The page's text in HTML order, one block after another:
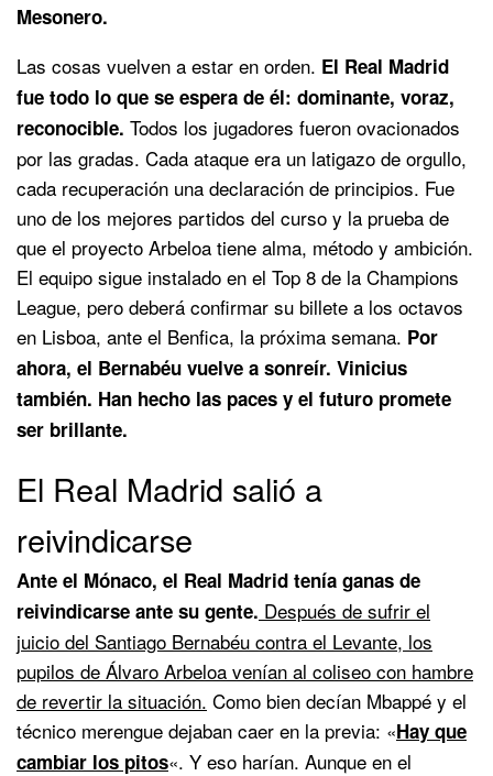
Mesonero.
Las cosas vuelven a estar en orden. El Real Madrid
fue todo lo que se espera de él: dominante, voraz,
reconocible. Todos los jugadores fueron ovacionados
por las gradas. Cada ataque era un latigazo de orgullo,
cada recuperación una declaración de principios. Fue
uno de los mejores partidos del curso y la prueba de
que el proyecto Arbeloa tiene alma, método y ambición.
El equipo sigue instalado en el Top 8 de la Champions
League, pero deberá confirmar su billete a los octavos
en Lisboa, ante el Benfica, la próxima semana. Por
ahora, el Bernabéu vuelve a sonreír. Vinicius
también. Han hecho las paces y el futuro promete
ser brillante.
El Real Madrid salió a
reivindicarse
Ante el Mónaco, el Real Madrid tenía ganas de
reivindicarse ante su gente. Después de sufrir el
juicio del Santiago Bernabéu contra el Levante, los
pupilos de Álvaro Arbeloa venían al coliseo con hambre
de revertir la situación. Como bien decían Mbappé y el
técnico merengue dejaban caer en la previa: «Hay que
cambiar los pitos«. Y eso harían. Aunque en el